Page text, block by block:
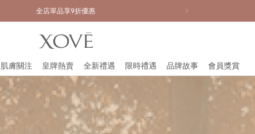
購物滿港幣800元或以上，享免費送貨服務
肌膚關注 皇牌熱賣 全新禮遇 限時禮遇 品牌故事 會員獎賞